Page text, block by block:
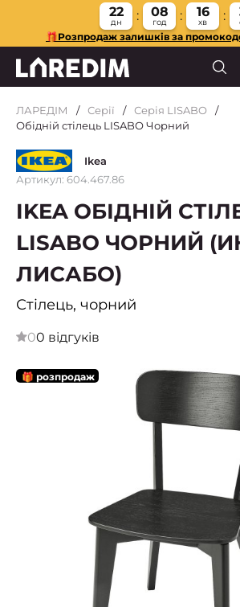
22
дн
08
год
16
хв
🎁Розпродаж залишків за
ЛАРЕДІМ Серії
Серія LISABO
Обідній стілець LISABO Чорний
Ikea
Артикул: 604.467.86
IKEA ОБІДНІЙ
LISABO ЧОРНИЙ
ЛИСАБО)
Стілець, чорний
00 відгуків
🎁 розпродаж